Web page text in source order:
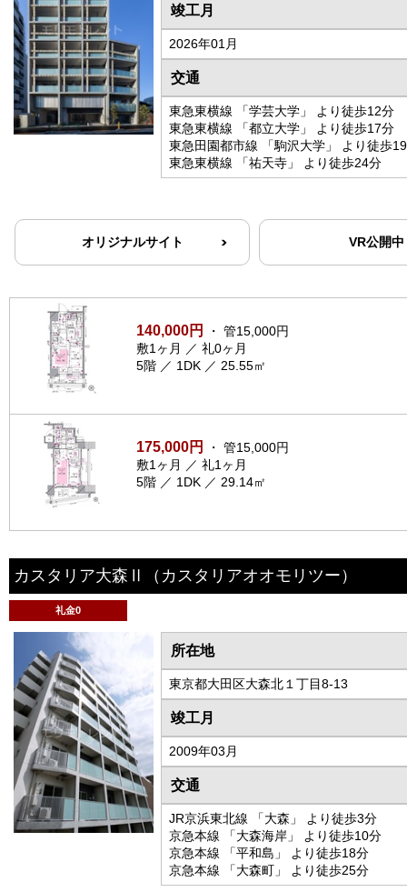
竣工月
2026年01月
交通
東急東横線 「学芸大学」 より徒歩12分
東急東横線 「都立大学」 より徒歩17分
東急田園都市線 「駒沢大学」 より徒歩
東急東横線 「祐天寺」 より徒歩24分
オリジナルサイト VR公開中
140,000円
・ 管15,000円
敷1ヶ月 ／ 礼0ヶ月
5階 ／ 1DK ／ 25.55㎡
175,000円
・ 管15,000円
敷1ヶ月 ／ 礼1ヶ月
5階 ／ 1DK ／ 29.14㎡
カスタリア大森Ⅱ （カスタリアオオモリツー）
礼金0
所在地
東京都大田区大森北１丁目8-13
竣工月
2009年03月
交通
JR京浜東北線 「大森」 より徒歩3分
京急本線 「大森海岸」 より徒歩10分
京急本線 「平和島」 より徒歩18分
京急本線 「大森町」 より徒歩25分